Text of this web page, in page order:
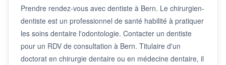
Prendre rendez-vous avec dentiste à Bern. Le chirurgien-
dentiste est un professionnel de santé habilité à pratiquer
les soins dentaire l'odontologie. Contacter un dentiste
pour un RDV de consultation à Bern. Titulaire d'un
doctorat en chirurgie dentaire ou en médecine dentaire, il